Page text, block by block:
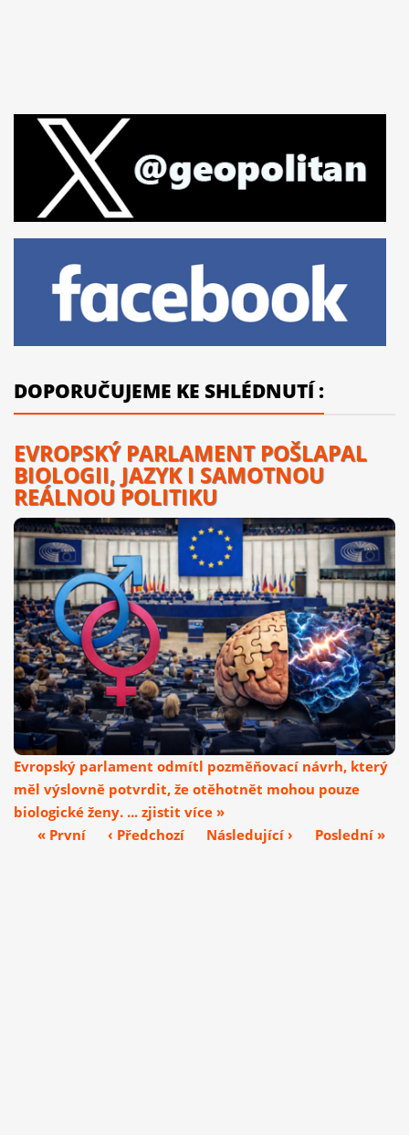
DOPORUČUJEME KE SHLÉDNUTÍ :
EVROPSKÝ PARLAMENT POŠLAPAL
BIOLOGII, JAZYK I SAMOTNOU
REÁLNOU POLITIKU
Evropský parlament odmítl pozměňovací návrh, který
měl výslovně potvrdit, že otěhotnět mohou pouze
biologické ženy. ... zjistit více »
« První
‹ Předchozí Následující › Poslední »